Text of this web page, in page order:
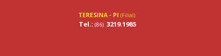
TERESINA - PI (Filial)
Tel.: (86) 3219.1985